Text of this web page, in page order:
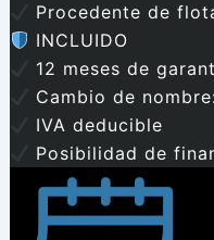
Procedente de
INCLUIDO
12 meses de
Cambio de
IVA deducible
Posibilidad de